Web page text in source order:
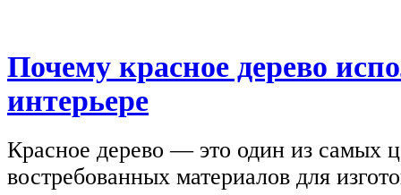
Почему красное дерево
интерьере
Красное дерево — это один из самых
востребованных материалов для